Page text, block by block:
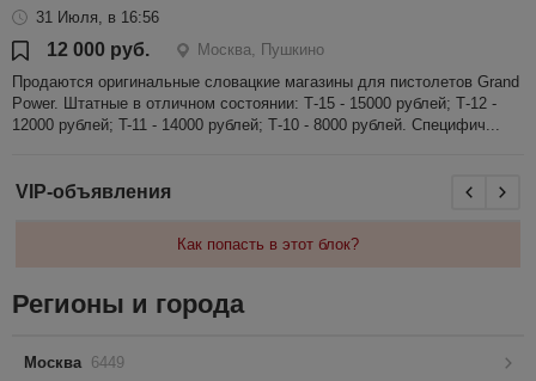
31 Июля, в 16:56
12 000 руб.
Москва, Пушкино
Продаются оригинальные словацкие магазины для пистолетов Grand
Power. Штатные в отличном состоянии: Т-15 - 15000 рублей; Т-12 -
12000 рублей; T-11 - 14000 рублей; Т-10 - 8000 рублей. Специфич...
VIP-объявления
Как попасть в этот блок?
Регионы и города
Москва 6449